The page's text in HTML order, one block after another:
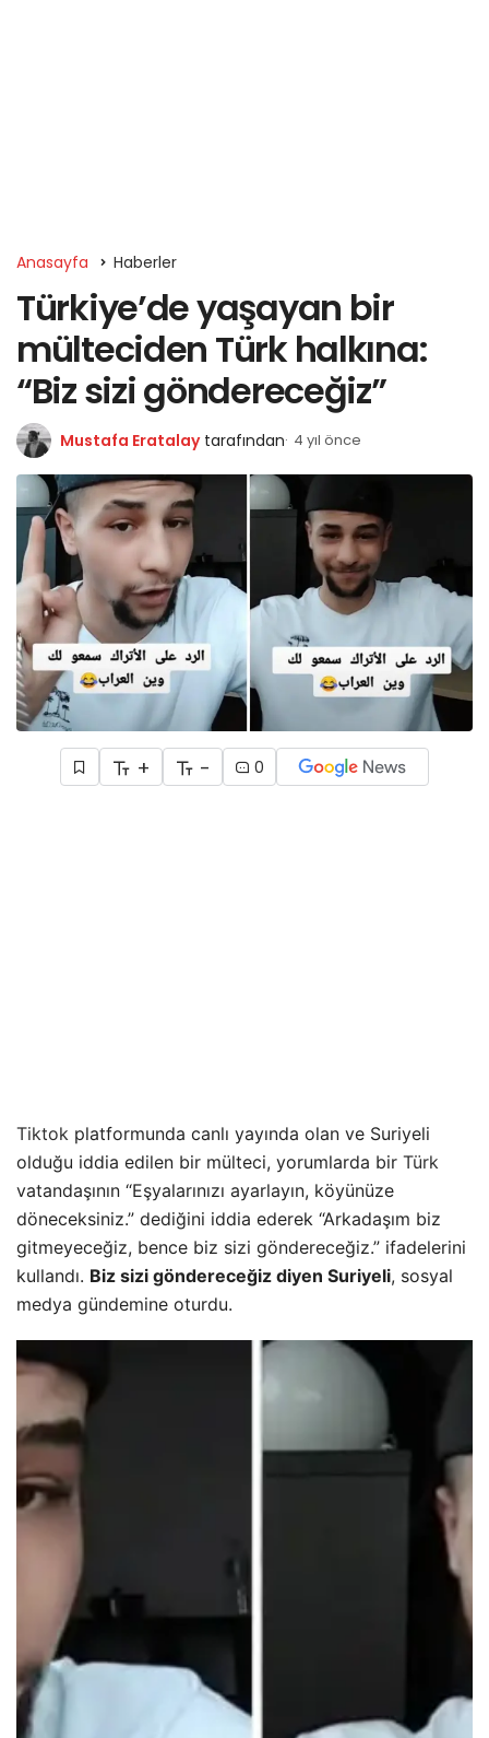
Anasayfa Haberler
Türkiye’de yaşayan bir
mülteciden Türk halkına:
“Biz sizi göndereceğiz”
Mustafa Eratalay tarafından 4 yıl önce
+ - 0
Tiktok platformunda canlı yayında olan ve Suriyeli
olduğu iddia edilen bir mülteci, yorumlarda bir Türk
vatandaşının “Eşyalarınızı ayarlayın, köyünüze
döneceksiniz.” dediğini iddia ederek “Arkadaşım biz
gitmeyeceğiz, bence biz sizi göndereceğiz.” ifadelerini
kullandı. Biz sizi göndereceğiz diyen Suriyeli, sosyal
medya gündemine oturdu.